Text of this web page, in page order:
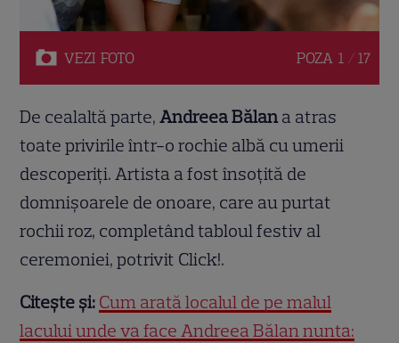
VEZI FOTO POZA 1 / 17
De cealaltă parte,Andreea Bălan a atras
toate privirile într-o rochie albă cu umerii
descoperiți. Artista a fost însoțită de
domnișoarele de onoare, care au purtat
rochii roz, completând tabloul festiv al
ceremoniei, potrivit Click!.
Citește și: Cum arată localul de pe malul
lacului unde va face Andreea Bălan nunta: